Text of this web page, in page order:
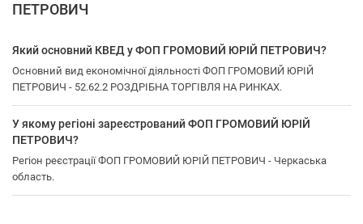
ПЕТРОВИЧ
Який основний КВЕД у ФОП ГРОМОВИЙ ЮРІЙ ПЕТРОВИЧ?
Основний вид економічної діяльності ФОП ГРОМОВИЙ ЮРІЙ
ПЕТРОВИЧ - 52.62.2 РОЗДРІБНА ТОРГІВЛЯ НА РИНКАХ.
У якому регіоні зареєстрований ФОП ГРОМОВИЙ ЮРІЙ
ПЕТРОВИЧ?
Регіон реєстрації ФОП ГРОМОВИЙ ЮРІЙ ПЕТРОВИЧ - Черкаська
область.